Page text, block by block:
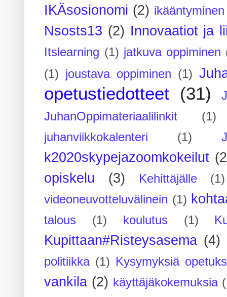
IKÄsosionomi (2) ikääntyminen
Nsosts13 (2) Innovaatiot ja
Itslearning (1) jatkuva oppiminen
(1) joustava oppiminen (1)
opetustiedotteet (31)
JuhanOppimateriaalilinkit
(1)
juhanviikkokalenteri
(1)
k2020skypejazoomkokeilut
opiskelu
(3) Kehittäjälle
(1)
videoneuvotteluvälinein (1)
talous (1) koulutus (1)
Kupittaan#Risteysasema (4)
politiikka (1) Kysymyksiä
vankila (2) käyttäjäkokemuksia